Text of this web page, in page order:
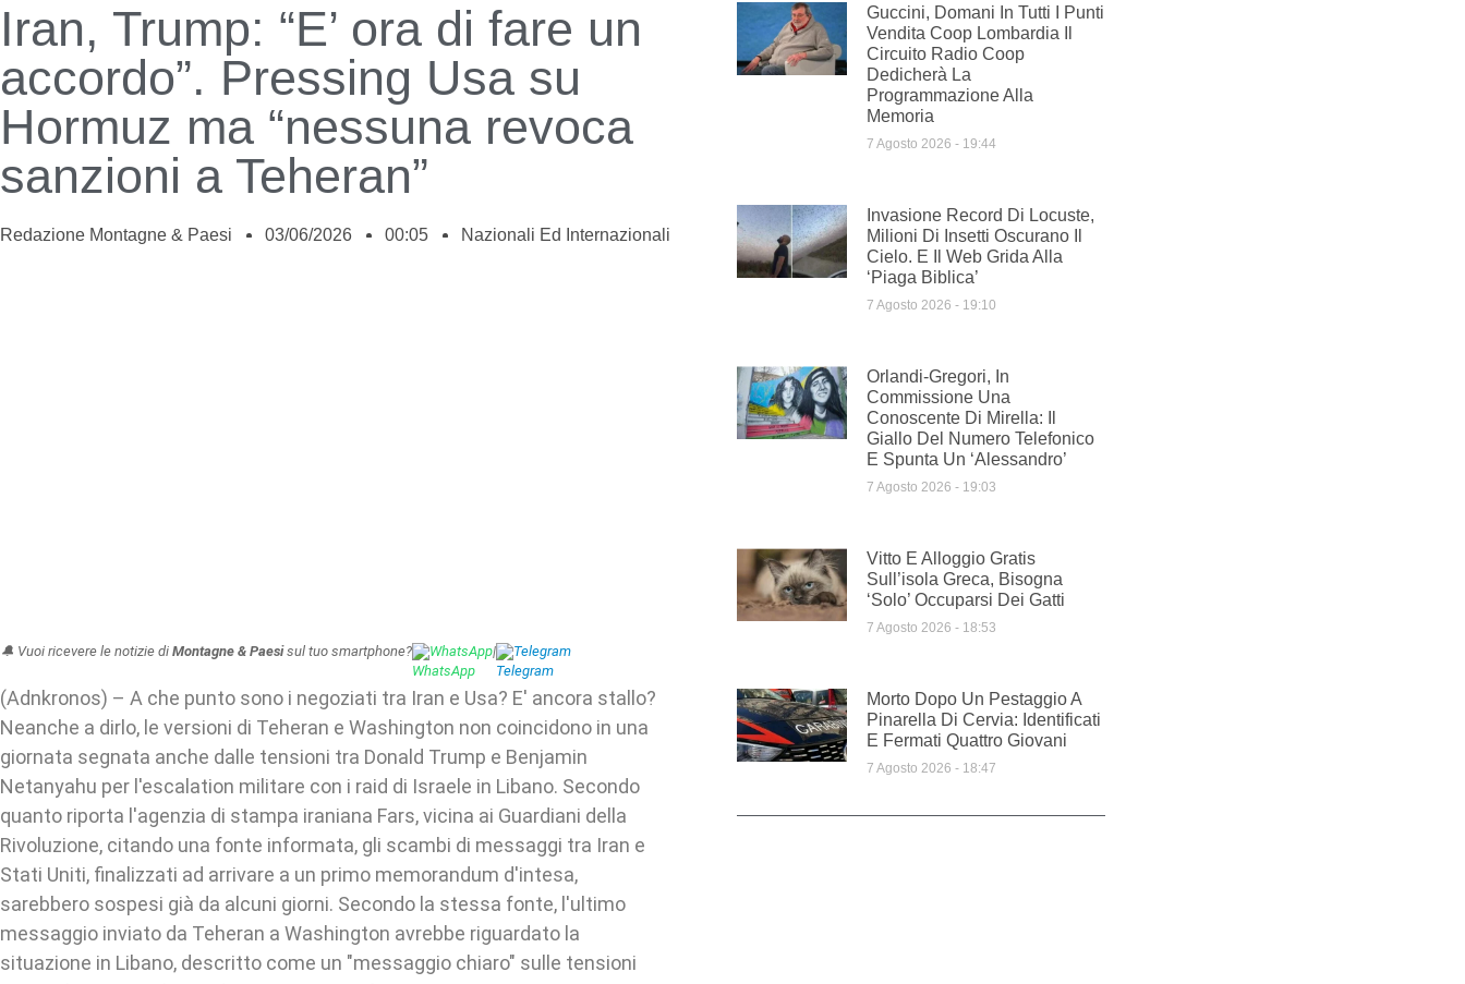
Iran, Trump: “E’ ora di fare un
accordo”. Pressing Usa su
Hormuz ma “nessuna revoca
sanzioni a Teheran”
Redazione Montagne & Paesi 03/06/2026 00:05 Nazionali Ed Internazionali
🔔 Vuoi ricevere le notizie di Montagne & Paesisul tuo smartphone? WhatsApp| Telegram
(Adnkronos) – A che punto sono i negoziati tra Iran e Usa? E' ancora stallo?
Neanche a dirlo, le versioni di Teheran e Washington non coincidono in una
giornata segnata anche dalle tensioni tra Donald Trump e Benjamin
Netanyahu per l'escalation militare con i raid di Israele in Libano. Secondo
quanto riporta l'agenzia di stampa iraniana Fars, vicina ai Guardiani della
Rivoluzione, citando una fonte informata, gli scambi di messaggi tra Iran e
Stati Uniti, finalizzati ad arrivare a un primo memorandum d'intesa,
sarebbero sospesi già da alcuni giorni. Secondo la stessa fonte, l'ultimo
messaggio inviato da Teheran a Washington avrebbe riguardato la
situazione in Libano, descritto come un "messaggio chiaro" sulle tensioni
Guccini, Domani In Tutti I Punti
Vendita Coop Lombardia Il
Circuito Radio Coop
Dedicherà La
Programmazione Alla
Memoria
7 Agosto 2026 19:44
Invasione Record Di Locuste,
Milioni Di Insetti Oscurano Il
Cielo. E Il Web Grida Alla
‘piaga Biblica’
7 Agosto 2026 19:10
Orlandi-Gregori, In
Commissione Una
Conoscente Di Mirella: Il
Giallo Del Numero Telefonico
E Spunta Un ‘Alessandro’
7 Agosto 2026 19:03
Vitto E Alloggio Gratis
Sull’isola Greca, Bisogna
‘solo’ Occuparsi Dei Gatti
7 Agosto 2026 18:53
Morto Dopo Un Pestaggio A
Pinarella Di Cervia: Identificati
E Fermati Quattro Giovani
7 Agosto 2026 18:47